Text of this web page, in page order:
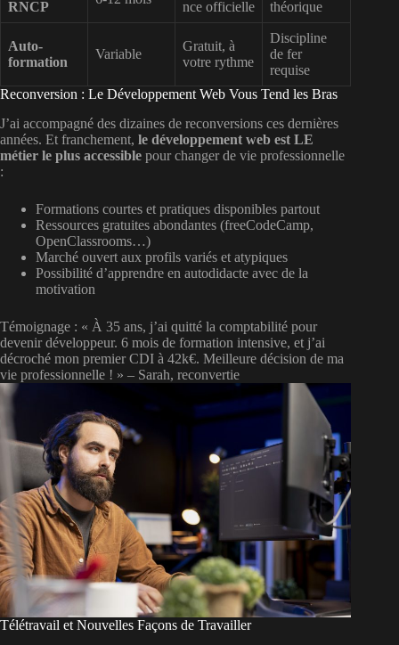
RNCP
nce officielle
théorique
Auto-
formation
Variable
Gratuit, à
votre rythme
Discipline
de fer
requise
Reconversion : Le Développement Web Vous Tend les Bras
J’ai accompagné des dizaines de reconversions ces dernières
années. Et franchement, le développement web est LE
métier le plus accessible pour changer de vie professionnelle
:
Formations courtes et pratiques disponibles partout
Ressources gratuites abondantes (freeCodeCamp,
OpenClassrooms…)
Marché ouvert aux profils variés et atypiques
Possibilité d’apprendre en autodidacte avec de la
motivation
Témoignage : « À 35 ans, j’ai quitté la comptabilité pour
devenir développeur. 6 mois de formation intensive, et j’ai
décroché mon premier CDI à 42k€. Meilleure décision de ma
vie professionnelle ! » – Sarah, reconvertie
Télétravail et Nouvelles Façons de Travailler